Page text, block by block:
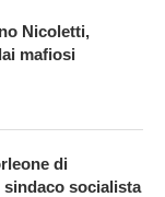
Nicoletti,
mafiosi
di
socialista